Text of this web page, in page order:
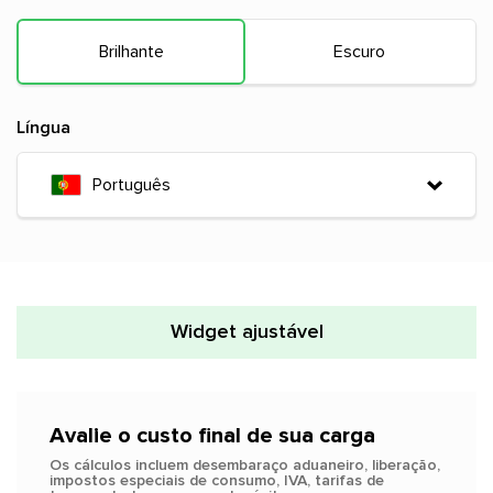
Brilhante Escuro
Língua
Português
Widget ajustável
Avalie o custo final de sua carga
Os cálculos incluem desembaraço aduaneiro, liberação,
impostos especiais de consumo, IVA, tarifas de